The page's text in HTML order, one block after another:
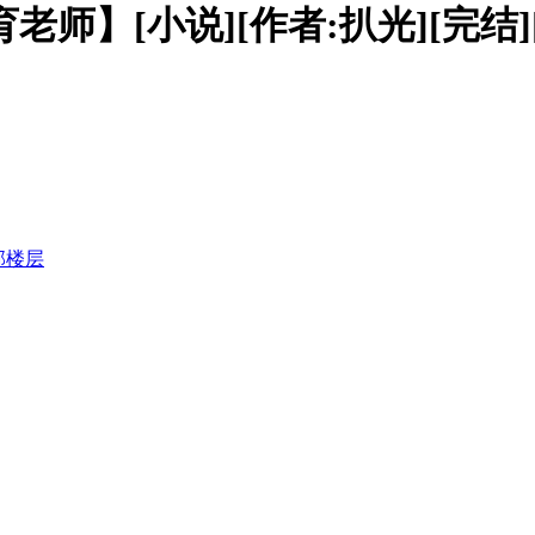
老师】[小说][作者:扒光][完结
楼层